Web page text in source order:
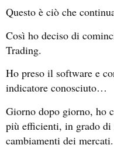
Questo è ciò che
Così ho deciso di
Trading.
Ho preso il software e
indicatore conosciuto…
Giorno dopo giorno, ho
più efficienti, in grado di
cambiamenti dei mercati.